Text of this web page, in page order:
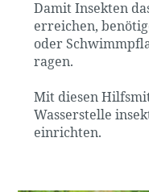
Damit Insekten
erreichen,
oder
ragen.
Mit diesen
Wasserstelle
einrichten.